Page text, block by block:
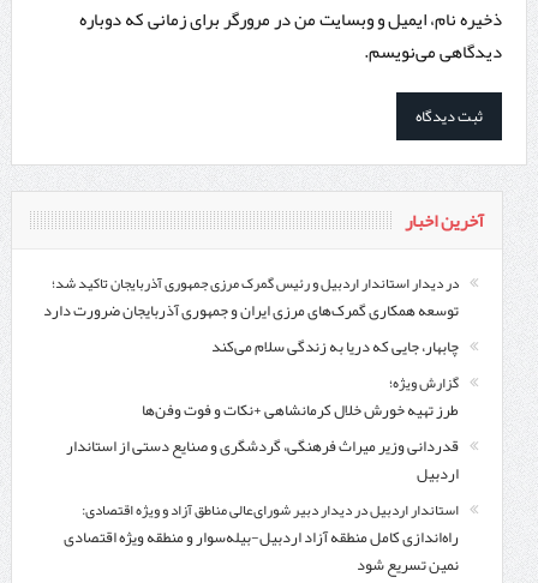
ذخیره نام، ایمیل و وبسایت من در مرورگر برای زمانی که دوباره
دیدگاهی می‌نویسم.
آخرین اخبار
در دیدار استاندار اردبیل و رئیس گمرک مرزی جمهوری آذربایجان تاکید شد؛
توسعه همکاری گمرک‌های مرزی ایران و جمهوری آذربایجان ضرورت دارد
چابهار، جایی که دریا به زندگی سلام می‌کند
گزارش ویژه؛
طرز تهیه خورش خلال کرمانشاهی +نکات و فوت وفن‌ها
قدردانی وزیر میراث فرهنگی، گردشگری و صنایع دستی از استاندار
اردبیل
استاندار اردبیل در دیدار دبیر شورای‌عالی مناطق آزاد و ویژه اقتصادی:
راه‌اندازی کامل منطقه آزاد اردبیل-بیله‌سوار و منطقه ویژه اقتصادی
نمین تسریع شود